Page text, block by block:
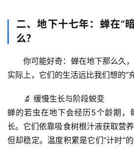
二、地下十七年：蝉在“
么？
你可能好奇：蝉在地下那么久
实际上，它们的生活远比我们想的“充
🔬 缓慢生长与阶段蜕变
蝉的若虫在地下会经历5个龄期，
长。它们依靠吸食树根汁液获取营
但却稳定。温度积累是它们“计时”